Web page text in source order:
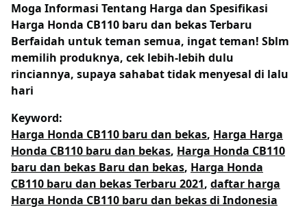
Moga Informasi Tentang Harga dan Spesifikasi
Harga Honda CB110 baru dan bekas Terbaru
Berfaidah untuk teman semua, ingat teman! Sblm
memilih produknya, cek lebih-lebih dulu
rinciannya, supaya sahabat tidak menyesal di lalu
hari
Keyword:
Harga Honda CB110 baru dan bekas, Harga Harga
Honda CB110 baru dan bekas, Harga Honda CB110
baru dan bekas Baru dan bekas, Harga Honda
CB110 baru dan bekas Terbaru 2021, daftar harga
Harga Honda CB110 baru dan bekas di Indonesia